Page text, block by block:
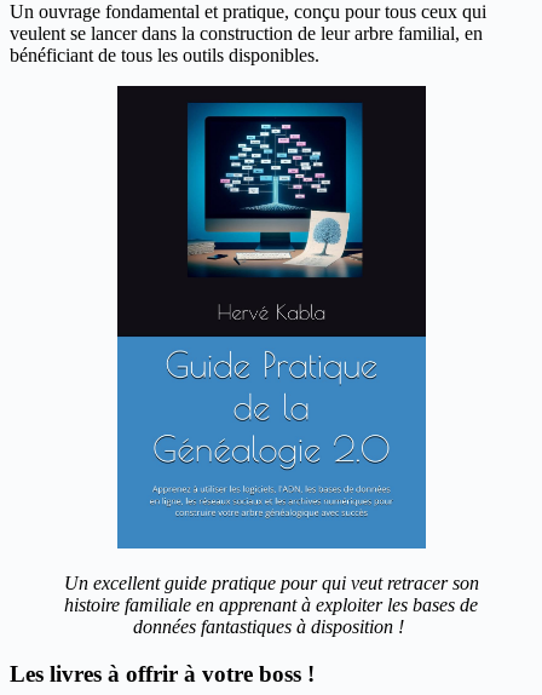
Un ouvrage fondamental et pratique, conçu pour tous ceux qui
veulent se lancer dans la construction de leur arbre familial, en
bénéficiant de tous les outils disponibles.
Un excellent guide pratique pour qui veut retracer son
histoire familiale en apprenant à exploiter les bases de
données fantastiques à disposition !
Les livres à offrir à votre boss !